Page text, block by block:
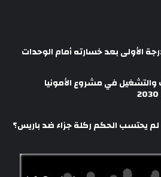
الأولى بعد خسارته أمام الوحدات
والتشغيل في مشروع الأمونيا
يحتسب الحكم ركلة جزاء ضد باريس؟